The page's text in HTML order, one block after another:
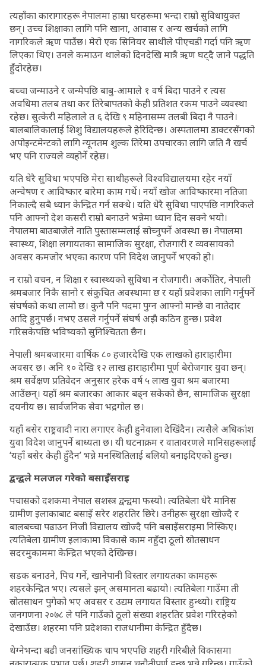
त्यहाँका कारागारहरू नेपालमा हाम्रा घरहरूमा भन्दा राम्रो सुविधायुक्त
छन्। उच्च शिक्षाका लागि पनि खाना, आवास र अन्य खर्चको लागि
नागरिकले ऋण पाउँछ। मेरो एक सिनियर साथीले पीएचडी गर्दा पनि ऋण
लिएका थिए। उनले कमाउन थालेको दिनदेखि मात्रै ऋण घट्दै जाने पद्धति
हुँदोरहेछ।
बच्चा जन्माउने र जन्मेपछि बाबु-आमाले १ वर्ष बिदा पाउने र त्यस
अवधिमा तलब तथा कर तिरेबापतको केही प्रतिशत रकम पाउने व्यवस्था
रहेछ। सुत्केरी महिलाले त ६ देखि ९ महिनासम्म तलबी बिदा नै पाउने।
बालबालिकालाई शिशु विद्यालयहरूले हेरिदिन्छ। अस्पतालमा डाक्टरसँगको
अपोइन्टमेन्टको लागि न्यूनतम शुल्क तिरेमा उपचारका लागि जति नै खर्च
भए पनि राज्यले व्यहोर्ने रहेछ।
यति धेरै सुविधा भएपछि मेरा साथीहरूले विश्वविद्यालयमा रहेर नयाँ
अन्वेषण र आविष्कार बारेमा काम गर्थे। नयाँ खोज आविष्कारमा नतिजा
निकाल्दै सबै ध्यान केन्द्रित गर्न सक्थे। यति धेरै सुविधा पाएपछि नागरिकले
पनि आफ्नो देश कसरी राम्रो बनाउने भन्नेमा ध्यान दिन सक्ने भयो।
नेपालमा बाउबाजेले नाति पुस्तासम्मलाई सोच्नुपर्ने अवस्था छ। नेपालमा
स्वास्थ्य, शिक्षा लगायतका सामाजिक सुरक्षा, रोजगारी र व्यवसायको
अवसर कमजोर भएका कारण पनि विदेश जानुपर्ने भएको हो।
न राम्रो वचन, न शिक्षा र स्वास्थ्यको सुविधा न रोजगारी। अर्कोतिर, नेपाली
श्रमबजार निकै सानो र संकुचित अवस्थामा छ र यहाँ प्रवेशका लागि गर्नुपर्ने
संघर्षको कथा लामो छ। कुनै पनि पदमा पुग्न आफ्नो मान्छे वा नातेदार
आदि हुनुपर्छ। नभए उसले गर्नुपर्ने संघर्ष अझै कठिन हुन्छ। प्रवेश
गरिसकेपछि भविष्यको सुनिश्चितता छैन।
नेपाली श्रमबजारमा वार्षिक ८० हजारदेखि एक लाखको हाराहारीमा
अवसर छ। अनि १० देखि १२ लाख हाराहारीमा पूर्ण बेरोजगार युवा छन्।
श्रम सर्वेक्षण प्रतिवेदन अनुसार हरेक वर्ष ५ लाख युवा श्रम बजारमा
आउँछन्। यहाँ श्रम बजारका आकार बढ्न सकेको छैन, सामाजिक सुरक्षा
दयनीय छ। सार्वजनिक सेवा भद्रगोल छ।
यहाँ बसेर राष्ट्रवादी नारा लगाएर केही हुनेवाला देखिंदैन। त्यसैले अधिकांश
युवा विदेश जानुपर्ने बाध्यता छ। यी घटनाक्रम र वातावरणले मानिसहरूलाई
‘यहाँ बसेर केही हुँदैन’ भन्ने मनस्थितिलाई बलियो बनाइदिएको हुन्छ।
द्वन्द्वले मलजल गरेको बसाइँसराइ
पचासको दशकमा नेपाल सशस्त्र द्वन्द्वमा फस्यो। त्यतिबेला धेरै मानिस
ग्रामीण इलाकाबाट बसाइँ सरेर शहरतिर छिरे। उनीहरू सुरक्षा खोज्दै र
बालबच्चा पढाउन निजी विद्यालय खोज्दै पनि बसाइँसराइमा निस्किए।
त्यतिबेला ग्रामीण इलाकामा विकासे काम नहुँदा ठूलो स्रोतसाधन
सदरमुकाममा केन्द्रित भएको देखिन्छ।
सडक बनाउने, पिच गर्ने, खानेपानी विस्तार लगायतका कामहरू
शहरकेन्द्रित भए। त्यसले झन् असमानता बढायो। त्यतिबेला गाउँमा ती
स्रोतसाधन पुगेको भए अवसर र उद्यम लगायत विस्तार हुन्थ्यो। राष्ट्रिय
जनगणना २०७८ ले पनि गाउँको ठूलो संख्या शहरतिर प्रवेश गरिरहेको
देखाउँछ। शहरमा पनि प्रदेशका राजधानीमा केन्द्रित हुँदैछ।
थेग्नेभन्दा बढी जनसांख्यिक चाप भएपछि शहरी गरिबीले विकासमा